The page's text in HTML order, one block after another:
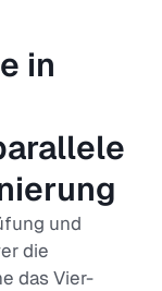
in
und
die
das Vier-